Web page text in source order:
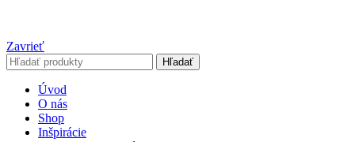
Zavrieť
Hľadať
Úvod
O nás
Shop
Inšpirácie